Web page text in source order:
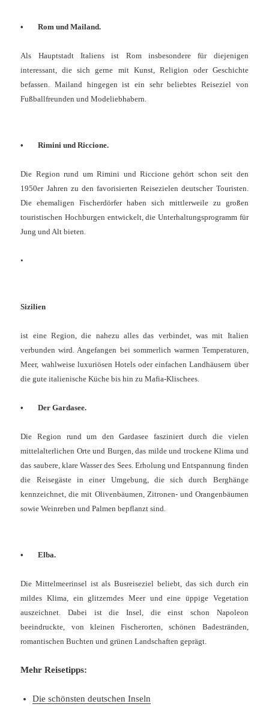
• Rom und Mailand.
Als Hauptstadt Italiens ist Rom insbesondere für diejenigen
interessant, die sich gerne mit Kunst, Religion oder Geschichte
befassen. Mailand hingegen ist ein sehr beliebtes Reiseziel von
Fußballfreunden und Modeliebhabern.
• Rimini und Riccione.
Die Region rund um Rimini und Riccione gehört schon seit den
1950er Jahren zu den favorisierten Reisezielen deutscher Touristen.
Die ehemaligen Fischerdörfer haben sich mittlerweile zu großen
touristischen Hochburgen entwickelt, die Unterhaltungsprogramm für
Jung und Alt bieten.
•
Sizilien
ist eine Region, die nahezu alles das verbindet, was mit Italien
verbunden wird. Angefangen bei sommerlich warmen Temperaturen,
Meer, wahlweise luxuriösen Hotels oder einfachen Landhäusern über
die gute italienische Küche bis hin zu Mafia-Klischees.
• Der Gardasee.
Die Region rund um den Gardasee fasziniert durch die vielen
mittelalterlichen Orte und Burgen, das milde und trockene Klima und
das saubere, klare Wasser des Sees. Erholung und Entspannung finden
die Reisegäste in einer Umgebung, die sich durch Berghänge
kennzeichnet, die mit Olivenbäumen, Zitronen- und Orangenbäumen
sowie Weinreben und Palmen bepflanzt sind.
• Elba.
Die Mittelmeerinsel ist als Busreiseziel beliebt, das sich durch ein
mildes Klima, ein glitzerndes Meer und eine üppige Vegetation
auszeichnet. Dabei ist die Insel, die einst schon Napoleon
beeindruckte, von kleinen Fischerorten, schönen Badestränden,
romantischen Buchten und grünen Landschaften geprägt.
Mehr Reisetipps:
Die schönsten deutschen Inseln